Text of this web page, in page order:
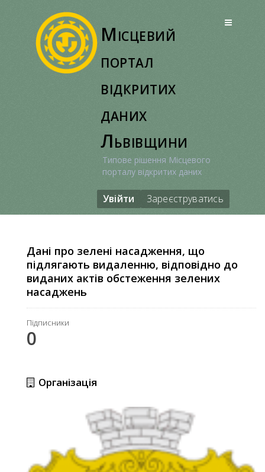
Місцевий
портал
відкритих
даних
Львівщини
Типове рішення Місцевого
порталу відкритих даних
Увійти Зареєструватись
Дані про зелені насадження, що
підлягають видаленню, відповідно до
виданих актів обстеження зелених
насаджень
Підписники
0
Організація